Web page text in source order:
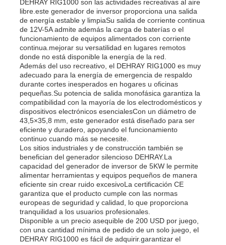
DEHRAY RIG1000 son las actividades recreativas al aire
libre.este generador de inversor proporciona una salida
de energía estable y limpiaSu salida de corriente continua
de 12V-5A admite además la carga de baterías o el
funcionamiento de equipos alimentados con corriente
continua.mejorar su versatilidad en lugares remotos
donde no está disponible la energía de la red.
Además del uso recreativo, el DEHRAY RIG1000 es muy
adecuado para la energía de emergencia de respaldo
durante cortes inesperados en hogares u oficinas
pequeñas.Su potencia de salida monofásica garantiza la
compatibilidad con la mayoría de los electrodomésticos y
dispositivos electrónicos esencialesCon un diámetro de
43,5×35,8 mm, este generador está diseñado para ser
eficiente y duradero, apoyando el funcionamiento
continuo cuando más se necesite.
Los sitios industriales y de construcción también se
benefician del generador silencioso DEHRAY.La
capacidad del generador de inversor de 5KW le permite
alimentar herramientas y equipos pequeños de manera
eficiente sin crear ruido excesivoLa certificación CE
garantiza que el producto cumple con las normas
europeas de seguridad y calidad, lo que proporciona
tranquilidad a los usuarios profesionales.
Disponible a un precio asequible de 200 USD por juego,
con una cantidad mínima de pedido de un solo juego, el
DEHRAY RIG1000 es fácil de adquirir.garantizar el